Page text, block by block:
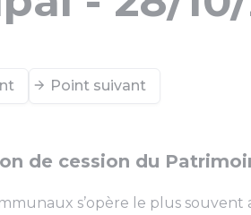
Point suivant
de cession du
s’opère le plus souvent